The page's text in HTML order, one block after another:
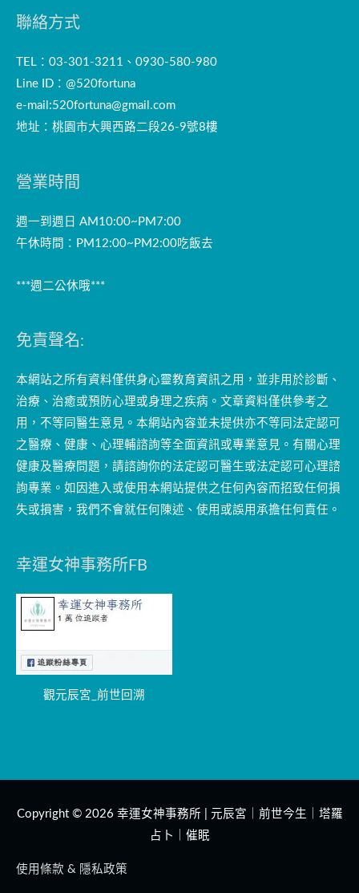
聯絡方式
TEL：03-301-3211、0930-580-980
Line ID：@520fortuna
e-mail:520fortuna@gmail.com
地址：桃園市大興西路二段26-9號8樓
營業時間
週一到週日 AM10:00~PM7:00
午休時間：PM12:00~PM2:00吃飯去
***週二公休哦***
免責聲名:
本網站之所有資料僅供身心靈教育資訊之用，並非用於診斷、
治療、治癒或預防心理或身理之疾病。文章資料僅供參考之
用，不等同醫生意見。本網站內容並未提供亦不等同法定認可
之醫療、健康、心理輔諮詢等全面資訊或專業意見。有關心理
健康及醫療問題，請諮詢你的法定認可醫生或法定認可心理諮
詢專業。如因進入或使用本網站提供之任何內容而招致任何損
失或損害，我們不會就任何陳述、使用或誤用承擔任何責任。
幸運女神事務所FB
觀元辰宮_前世回溯
Copyright © 2026 幸運女神事務所 | 元辰宮｜前世今生｜塔羅
占卜｜催眠
使用條款 & 隱私政策